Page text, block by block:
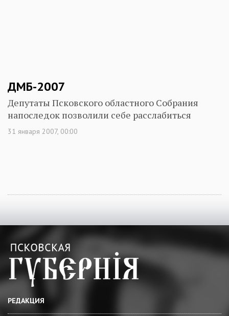
ДМБ-2007
Депутаты Псковского областного Собрания
напоследок позволили себе расслабиться
31 января 2007, 00:00
РЕДАКЦИЯ